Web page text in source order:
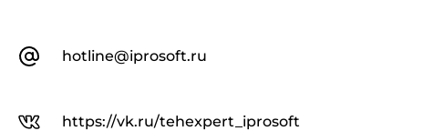
hotline@iprosoft.ru
https://vk.ru/tehexpert_iprosoft